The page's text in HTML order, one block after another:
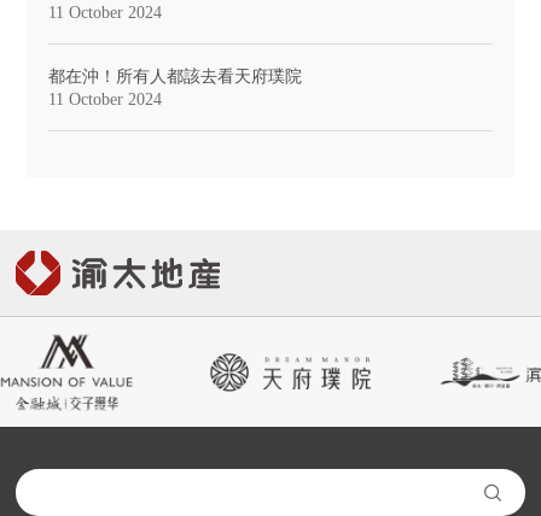
11 October 2024
都在沖！所有人都該去看天府璞院
11 October 2024
